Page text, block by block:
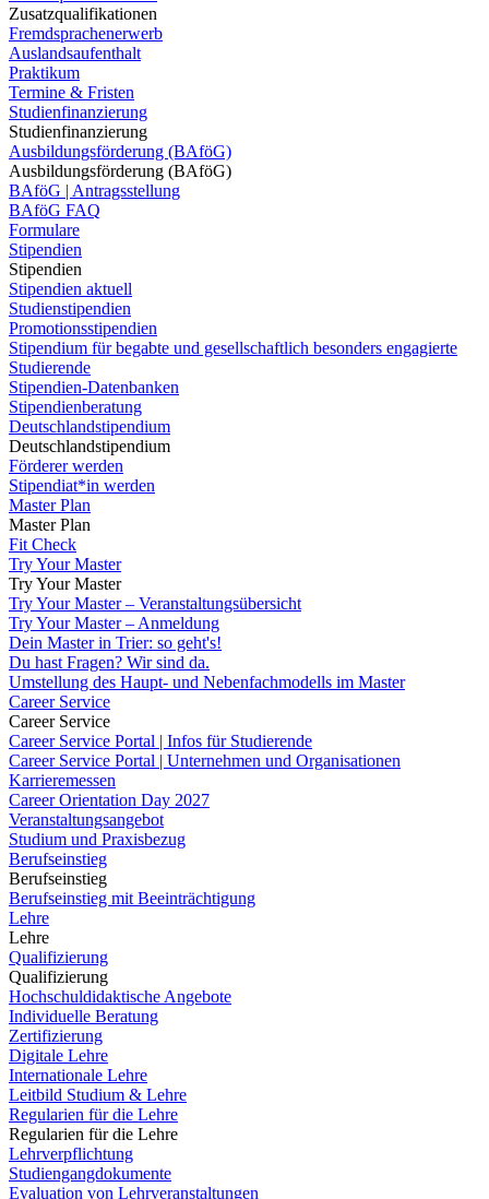
Zusatzqualifikationen
Fremdsprachenerwerb
Auslandsaufenthalt
Praktikum
Termine & Fristen
Studienfinanzierung
Studienfinanzierung
Ausbildungsförderung (BAföG)
Ausbildungsförderung (BAföG)
BAföG | Antragsstellung
BAföG FAQ
Formulare
Stipendien
Stipendien
Stipendien aktuell
Studienstipendien
Promotionsstipendien
Stipendium für begabte und gesellschaftlich besonders engagierte
Studierende
Stipendien-Datenbanken
Stipendienberatung
Deutschlandstipendium
Deutschlandstipendium
Förderer werden
Stipendiat*in werden
Master Plan
Master Plan
Fit Check
Try Your Master
Try Your Master
Try Your Master – Veranstaltungsübersicht
Try Your Master – Anmeldung
Dein Master in Trier: so geht's!
Du hast Fragen? Wir sind da.
Umstellung des Haupt- und Nebenfachmodells im Master
Career Service
Career Service
Career Service Portal | Infos für Studierende
Career Service Portal | Unternehmen und Organisationen
Karrieremessen
Career Orientation Day 2027
Veranstaltungsangebot
Studium und Praxisbezug
Berufseinstieg
Berufseinstieg
Berufseinstieg mit Beeinträchtigung
Lehre
Lehre
Qualifizierung
Qualifizierung
Hochschuldidaktische Angebote
Individuelle Beratung
Zertifizierung
Digitale Lehre
Internationale Lehre
Leitbild Studium & Lehre
Regularien für die Lehre
Regularien für die Lehre
Lehrverpflichtung
Studiengangdokumente
Evaluation von Lehrveranstaltungen